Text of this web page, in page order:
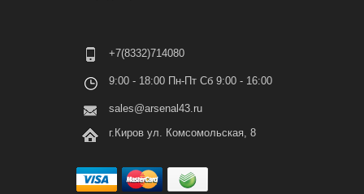
+7(8332)714080
9:00 - 18:00 Пн-Пт Сб 9:00 - 16:00
sales@arsenal43.ru
г.Киров ул. Комсомольская, 8